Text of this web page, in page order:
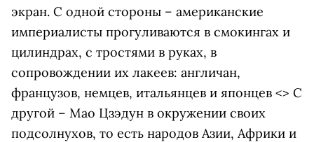
экран. С одной стороны – американские
империалисты прогуливаются в смокингах и
цилиндрах, с тростями в руках, в
сопровождении их лакеев: англичан,
французов, немцев, итальянцев и японцев <> С
другой – Мао Цзэдун в окружении своих
подсолнухов, то есть народов Азии, Африки и